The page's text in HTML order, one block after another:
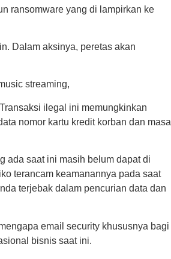
ransomware yang di lampirkan ke
Dalam aksinya, peretas akan
streaming,
ilegal ini memungkinkan
nomor kartu kredit korban dan masa
ada saat ini masih belum dapat di
terancam keamanannya pada saat
terjebak dalam pencurian data dan
email security khususnya bagi
bisnis saat ini.